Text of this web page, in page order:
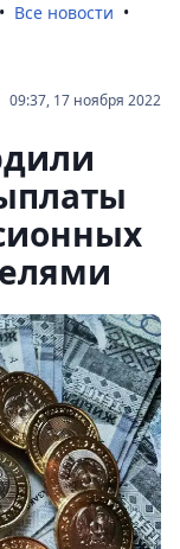
Все новости
09:37, 17 ноября 2022